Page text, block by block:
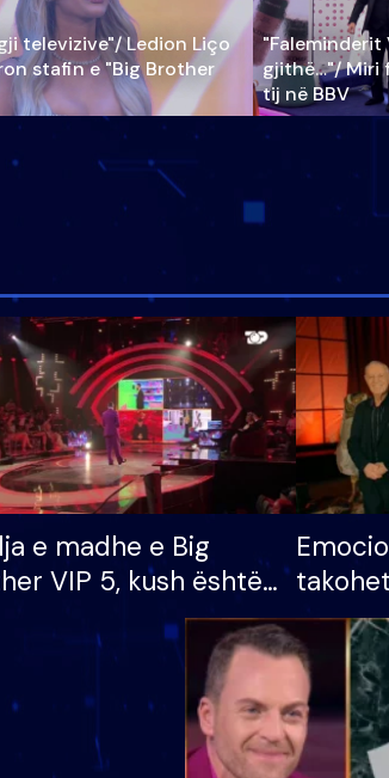
televizive"/ Ledion Liço
stafin e "Big Brother
"Faleminderit
gjithë…"/ Miri
tij në BBV
e madhe e Big
VIP 5, kush është
i parë që lë shtëpinë
humb mundësinë për
çmimin e madh
vajzën
apo jo?